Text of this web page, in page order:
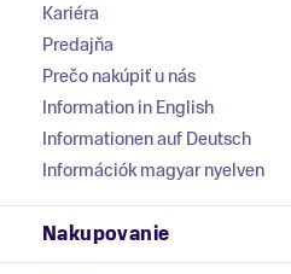
Kariéra
Predajňa
Prečo nakúpiť u nás
Information in English
Informationen auf Deutsch
Információk magyar nyelven
Nakupovanie